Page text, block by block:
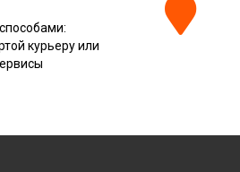
курьеру или